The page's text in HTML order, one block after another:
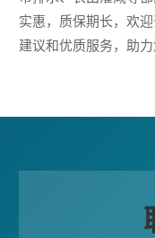
实惠，质保期长，欢
建议和优质服务，助力